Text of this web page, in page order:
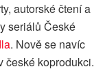
autorské čtení a
seriálů České
. Nově se navíc
české koprodukci.